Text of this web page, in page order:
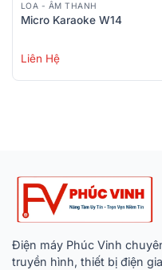
LOA - ÂM THANH
Micro Karaoke W14
Liên Hệ
Điện máy Phúc Vinh
truyền hình, thiết bị điện